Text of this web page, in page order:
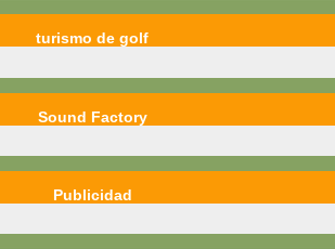
turismo de golf
Sound Factory
Publicidad